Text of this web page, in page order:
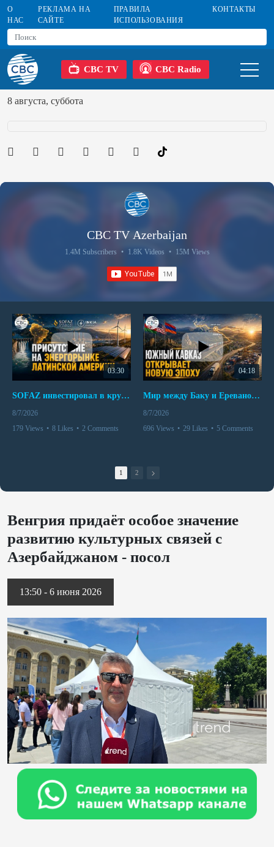
О
НАС
РЕКЛАМА НА
САЙТЕ
ПРАВИЛА
ИСПОЛЬЗОВАНИЯ
КОНТАКТЫ
CBC TV CBC Radio
8 августа, суббота
CBC TV Azerbaijan
1.4M Subscribers • 1.8K Videos • 15M Views
03:30
SOFAZ инвестировал в крупнейшего независимого производителя электроэнергии Перу
8/7/2026
179 Views • 8 Likes • 2 Comments
04:18
Мир между Баку и Ереваном запускает крупные логистические проекты
8/7/2026
696 Views • 29 Likes • 5 Comments
1 2
Венгрия придаёт особое значение
развитию культурных связей с
Азербайджаном - посол
13:50 - 6 июня 2026